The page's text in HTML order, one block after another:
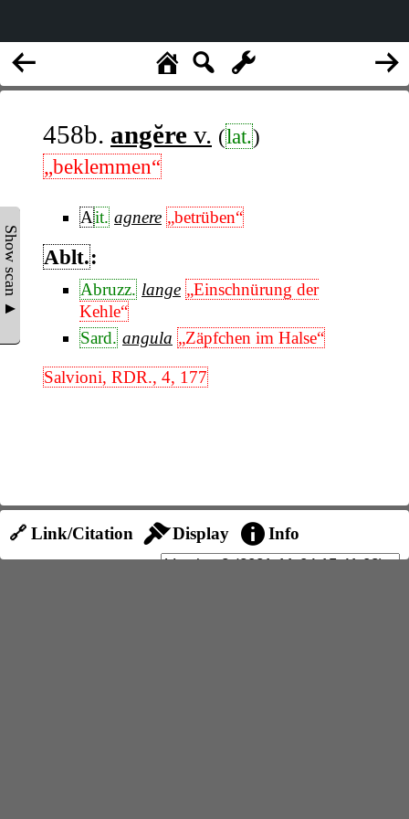
Show scan ▲
458b. angĕre v. (lat.)
„beklemmen“
Ait. agnere „betrüben“
Ablt.:
Abruzz. lange „Einschnürung der
Kehle“
Sard. angula „Zäpfchen im Halse“
Salvioni, RDR., 4, 177
🔗 Link/Citation Display Info